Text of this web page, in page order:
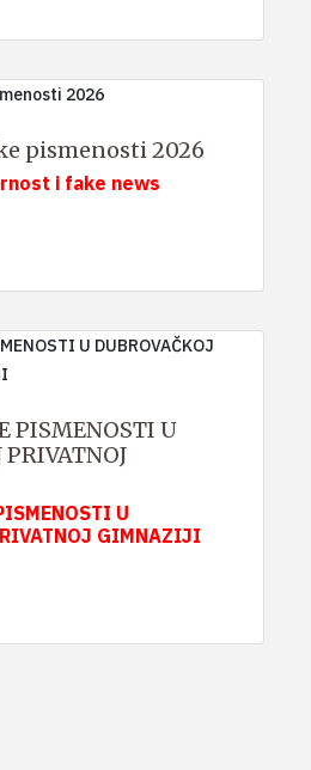
pismenosti 2026
i fake news
PISMENOSTI U
PRIVATNOJ
U
GIMNAZIJI